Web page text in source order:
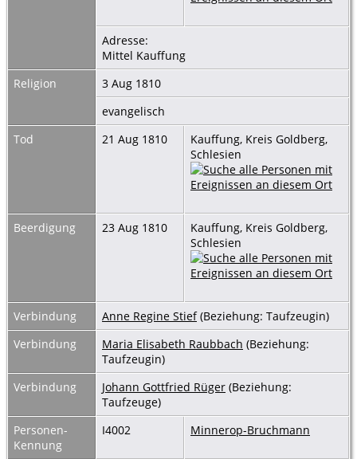
Adresse:
Mittel Kauffung
Religion
3 Aug 1810
evangelisch
Tod
21 Aug 1810
Kauffung, Kreis Goldberg,
Schlesien
Beerdigung 23 Aug 1810
Kauffung, Kreis Goldberg,
Schlesien
Verbindung Anne Regine Stief(Beziehung: Taufzeugin)
Verbindung
Maria Elisabeth Raubbach (Beziehung:
Taufzeugin)
Verbindung
Johann Gottfried Rüger (Beziehung:
Taufzeuge)
Personen-
Kennung
I4002 Minnerop-Bruchmann